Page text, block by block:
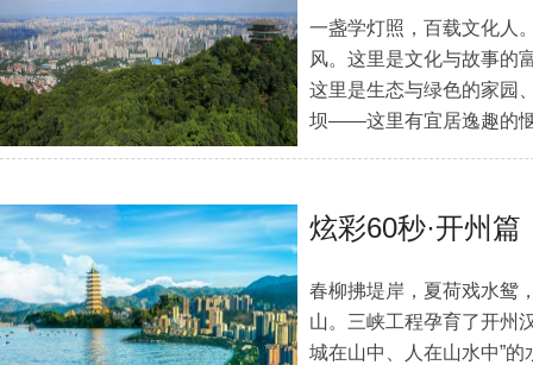
一盏学灯照，百载文化人
风。这里是文化与故事的
这里是生态与绿色的家园
坝——这里有宜居逸趣的惬
炫彩60秒·开州篇
春柳拂堤岸，夏荷戏水鸳
山。三峡工程孕育了开州
城在山中、人在山水中”